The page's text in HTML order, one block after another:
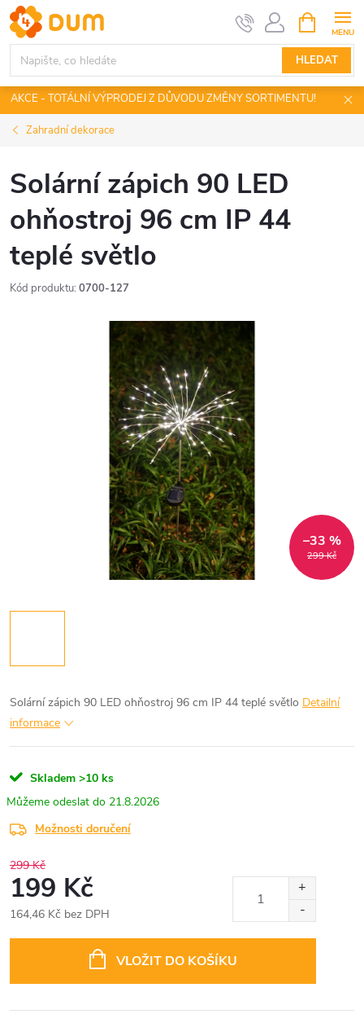
Přejít
na
obsah
HLEDAT
NÁKUPNÍ
KOŠÍK
AKCE - TOTÁLNÍ VÝPRODEJ Z DŮVODU ZMĚNY SORTIMENTU!
Zahradní dekorace
Solární zápich 90 LED
ohňostroj 96 cm IP 44
teplé světlo
Kód produktu: 0700-127
299 Kč
–33 %
Solární zápich 90 LED ohňostroj 96 cm IP 44 teplé světlo Detailní
informace
Skladem >10 ks
21.8.2026
Možnosti doručení
299 Kč
199 Kč
164,46 Kč bez DPH
VLOŽIT DO KOŠÍKU